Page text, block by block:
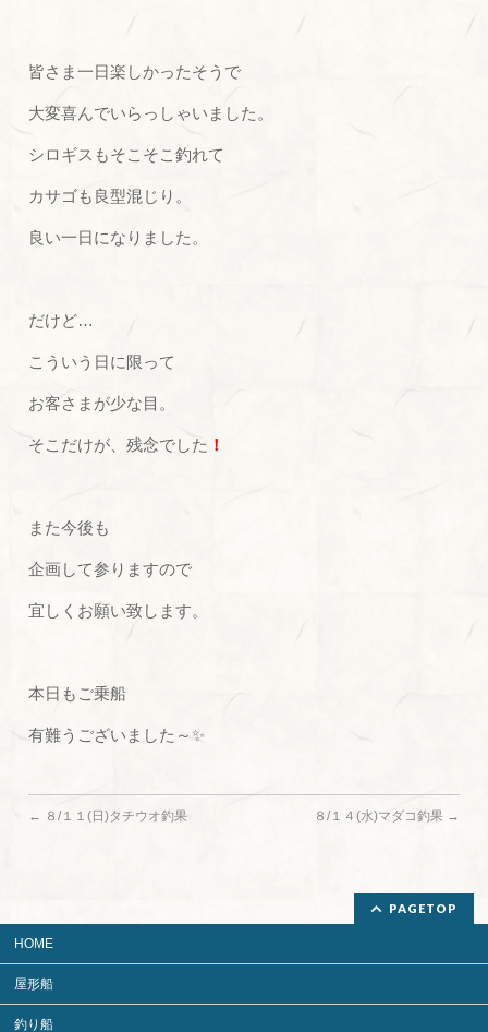
皆さま一日楽しかったそうで
大変喜んでいらっしゃいました。
シロギスもそこそこ釣れて
カサゴも良型混じり。
良い一日になりました。
だけど…
こういう日に限って
お客さまが少な目。
そこだけが、残念でした ！
また今後も
企画して参りますので
宜しくお願い致します。
本日もご乗船
有難うございました～✨
← ８/１１(日)タチウオ釣果 ８/１４(水)マダコ釣果 →
PAGETOP
HOME
屋形船
釣り船